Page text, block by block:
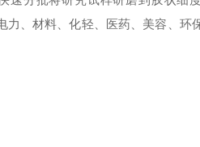
、材料、化轻、医药、美容、环